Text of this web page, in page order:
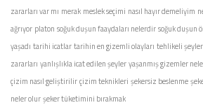
zararları var mı merak meslek seçimi nasıl hayır demeliyim
ağrıyor platon soğuk duşun faaydaları nelerdirsoğuk duşun
yaşadı tarihi icatlartarihin en gizemli olayları tehlikeli
zararları yanlışlıkla icat edilen şeyleryaşanmış gizemler
çizim nasıl geliştirilirçizim teknikleri şekersiz beslenme
neler olurşeker tüketimini bırakmak